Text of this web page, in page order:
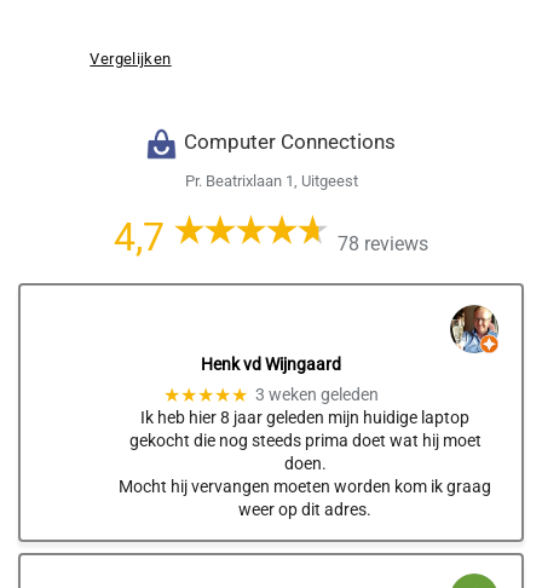
Vergelijken
Computer Connections
Pr. Beatrixlaan 1, Uitgeest
4,7 78 reviews
Henk vd Wijngaard
★★★★★ 3 weken geleden
Ik heb hier 8 jaar geleden mijn huidige laptop
gekocht die nog steeds prima doet wat hij moet
doen.
Mocht hij vervangen moeten worden kom ik graag
weer op dit adres.